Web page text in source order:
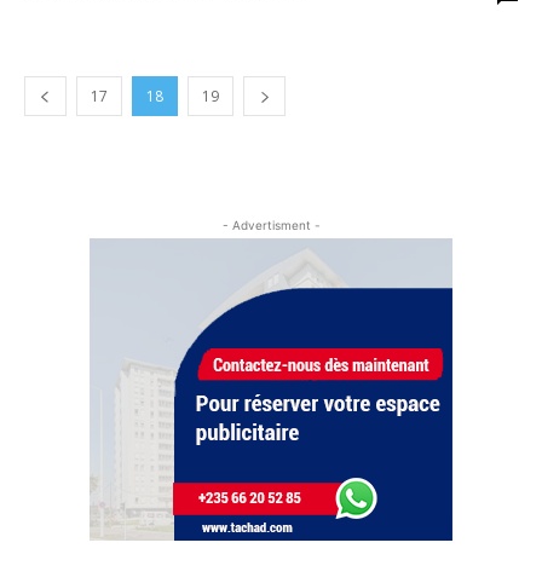
17 18 19
- Advertisment -